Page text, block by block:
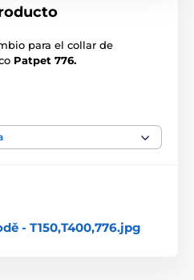
para el collar de
Patpet 776.
puede haber
el dispositivo debido a las
tienen únicamente
- T150,T400,776.jpg